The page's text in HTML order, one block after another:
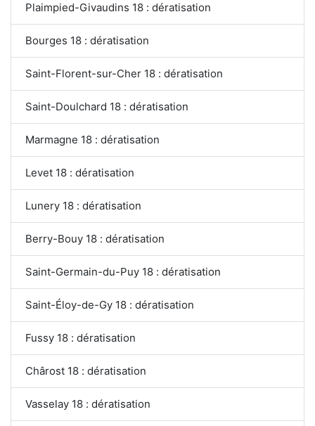
Plaimpied-Givaudins 18 : dératisation
Bourges 18 : dératisation
Saint-Florent-sur-Cher 18 : dératisation
Saint-Doulchard 18 : dératisation
Marmagne 18 : dératisation
Levet 18 : dératisation
Lunery 18 : dératisation
Berry-Bouy 18 : dératisation
Saint-Germain-du-Puy 18 : dératisation
Saint-Éloy-de-Gy 18 : dératisation
Fussy 18 : dératisation
Chârost 18 : dératisation
Vasselay 18 : dératisation